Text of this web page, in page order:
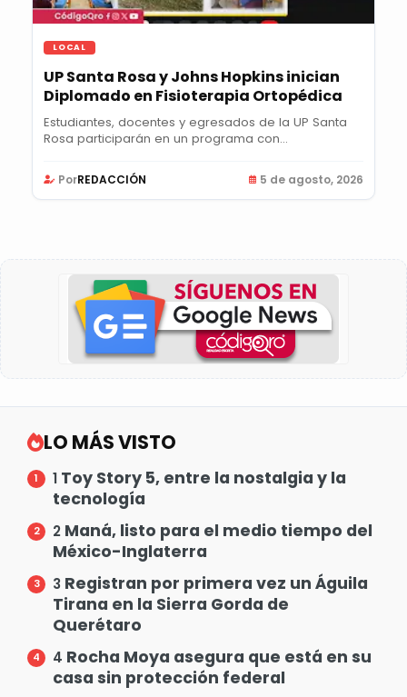
LOCAL
UP Santa Rosa y Johns Hopkins inician
Diplomado en Fisioterapia Ortopédica
Estudiantes, docentes y egresados de la UP Santa
Rosa participarán en un programa con
PorREDACCIÓN 5 de agosto, 2026
LO MÁS VISTO
1 Toy Story 5, entre la nostalgia y la
tecnología
2 Maná, listo para el medio tiempo del
México-Inglaterra
3 Registran por primera vez un Águila
Tirana en la Sierra Gorda de
Querétaro
4 Rocha Moya asegura que está en su
casa sin protección federal